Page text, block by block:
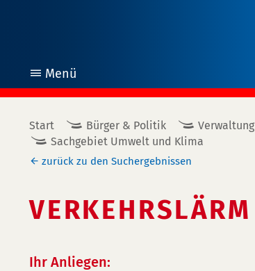
Menü
öffnen
Start Bürger & Politik Verwaltung
Sachgebiet Umwelt und Klima
zurück zu den Suchergebnissen
VERKEHRSLÄRM
Ihr Anliegen: